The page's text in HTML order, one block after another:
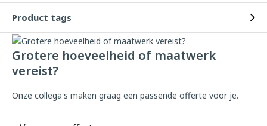
Product tags
Grotere hoeveelheid of maatwerk
vereist?
Onze collega's maken graag een passende offerte voor je.